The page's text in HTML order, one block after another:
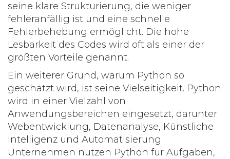
seine klare Strukturierung, die weniger
fehleranfällig ist und eine schnelle
Fehlerbehebung ermöglicht. Die hohe
Lesbarkeit des Codes wird oft als einer der
größten Vorteile genannt.
Ein weiterer Grund, warum Python so
geschätzt wird, ist seine Vielseitigkeit. Python
wird in einer Vielzahl von
Anwendungsbereichen eingesetzt, darunter
Webentwicklung, Datenanalyse, Künstliche
Intelligenz und Automatisierung.
Unternehmen nutzen Python für Aufgaben,